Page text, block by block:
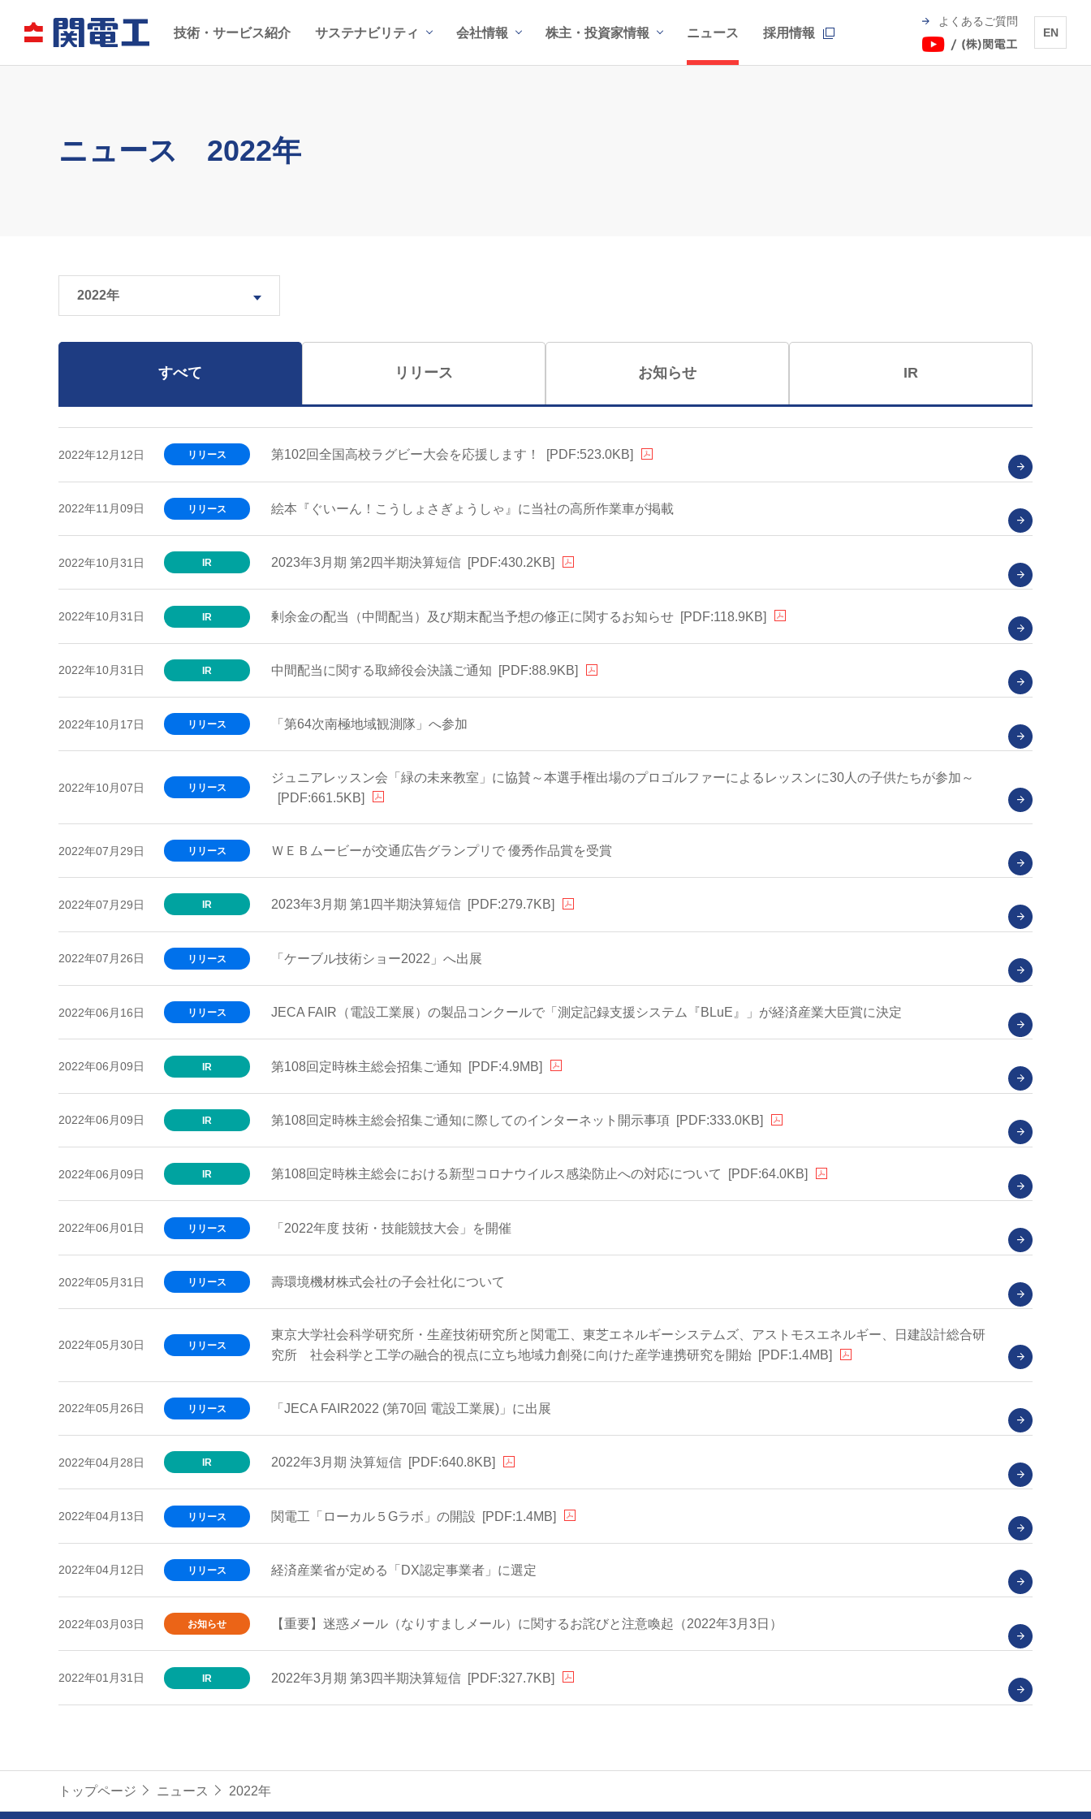
技術・サービス紹介 サステナビリティ 会社情報 株主・投資家情報 ニュース 採用情報
よくあるご質問
EN
ニュース 2022年
すべて リリース お知らせ IR
2022年12月12日 リリース 第102回全国高校ラグビー大会を応援します！ [PDF:523.0KB]
2022年11月09日 リリース 絵本『ぐいーん！こうしょさぎょうしゃ』に当社の高所作業車が掲載
2022年10月31日 IR 2023年3月期 第2四半期決算短信 [PDF:430.2KB]
2022年10月31日 IR 剰余金の配当（中間配当）及び期末配当予想の修正に関するお知らせ [PDF:118.9KB]
2022年10月31日 IR 中間配当に関する取締役会決議ご通知 [PDF:88.9KB]
2022年10月17日 リリース 「第64次南極地域観測隊」へ参加
2022年10月07日 リリース
ジュニアレッスン会「緑の未来教室」に協賛～本選手権出場のプロゴルファーによるレッスンに30人の子供たちが参加～
[PDF:661.5KB]
2022年07月29日 リリース ＷＥＢムービーが交通広告グランプリで 優秀作品賞を受賞
2022年07月29日 IR 2023年3月期 第1四半期決算短信 [PDF:279.7KB]
2022年07月26日 リリース 「ケーブル技術ショー2022」へ出展
2022年06月16日 リリース JECA FAIR（電設工業展）の製品コンクールで「測定記録支援システム『BLuE』」が経済産業大臣賞に決定
2022年06月09日 IR 第108回定時株主総会招集ご通知 [PDF:4.9MB]
2022年06月09日 IR 第108回定時株主総会招集ご通知に際してのインターネット開示事項 [PDF:333.0KB]
2022年06月09日 IR 第108回定時株主総会における新型コロナウイルス感染防止への対応について [PDF:64.0KB]
2022年06月01日 リリース 「2022年度 技術・技能競技大会」を開催
2022年05月31日 リリース 壽環境機材株式会社の子会社化について
2022年05月30日 リリース
東京大学社会科学研究所・生産技術研究所と関電工、東芝エネルギーシステムズ、アストモスエネルギー、日建設計総合研
究所 社会科学と工学の融合的視点に立ち地域力創発に向けた産学連携研究を開始 [PDF:1.4MB]
2022年05月26日 リリース 「JECA FAIR2022 (第70回 電設工業展)」に出展
2022年04月28日 IR 2022年3月期 決算短信 [PDF:640.8KB]
2022年04月13日 リリース 関電工「ローカル５Gラボ」の開設 [PDF:1.4MB]
2022年04月12日 リリース 経済産業省が定める「DX認定事業者」に選定
2022年03月03日 お知らせ 【重要】迷惑メール（なりすましメール）に関するお詫びと注意喚起（2022年3月3日）
2022年01月31日 IR 2022年3月期 第3四半期決算短信 [PDF:327.7KB]
トップページ ニュース 2022年